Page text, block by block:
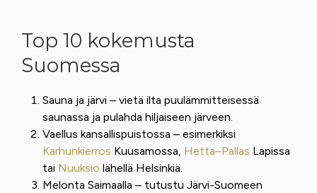
Top 10 kokemusta
Suomessa
Sauna ja järvi – vietä ilta puulämmitteisessä
saunassa ja pulahda hiljaiseen järveen.
Vaellus kansallispuistossa – esimerkiksi
Karhunkierros Kuusamossa, Hetta–Pallas Lapissa
tai Nuuksio lähellä Helsinkiä.
Melonta Saimaalla – tutustu Järvi-Suomeen